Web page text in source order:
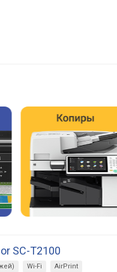
SC-T2100
Wi-Fi AirPrint